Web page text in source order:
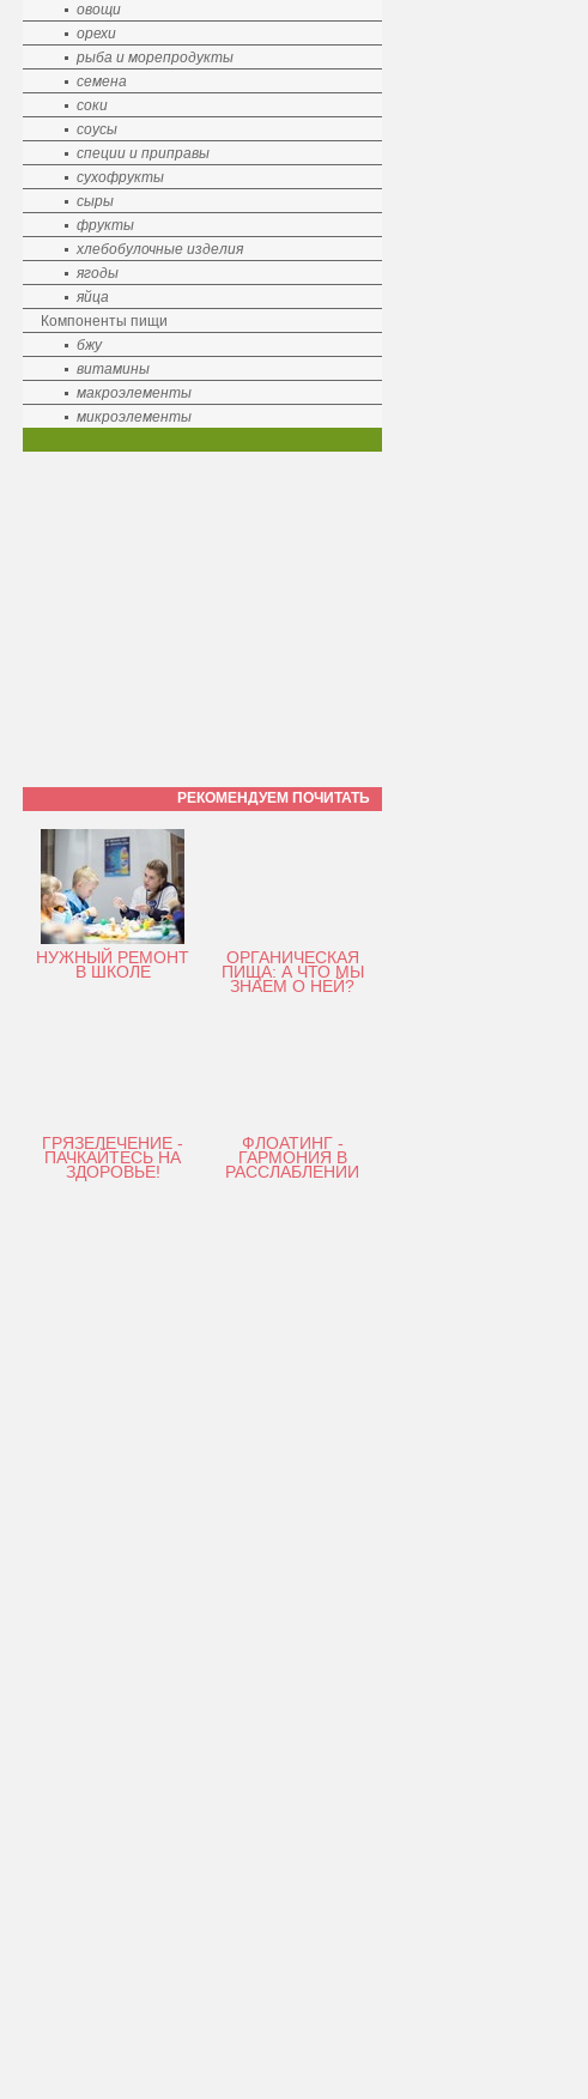
овощи
орехи
рыба и морепродукты
семена
соки
соусы
специи и приправы
сухофрукты
сыры
фрукты
хлебобулочные изделия
ягоды
яйца
Компоненты пищи
бжу
витамины
макроэлементы
микроэлементы
РЕКОМЕНДУЕМ ПОЧИТАТЬ
НУЖНЫЙ РЕМОНТ
В ШКОЛЕ
ОРГАНИЧЕСКАЯ
ПИЩА: А ЧТО МЫ
ЗНАЕМ О НЕЙ?
ГРЯЗЕЛЕЧЕНИЕ -
ПАЧКАЙТЕСЬ НА
ЗДОРОВЬЕ!
ФЛОАТИНГ -
ГАРМОНИЯ В
РАССЛАБЛЕНИИ